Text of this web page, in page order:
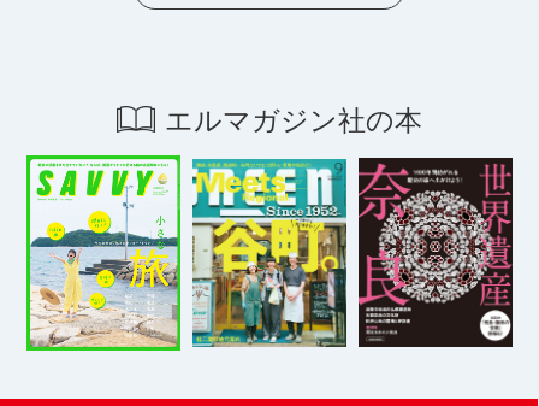
エルマガジン社の本